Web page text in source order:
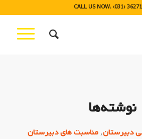
CALL US NOW: (031)
نوشته‌ها
دبیرستان, مناسبت های دبیرستان